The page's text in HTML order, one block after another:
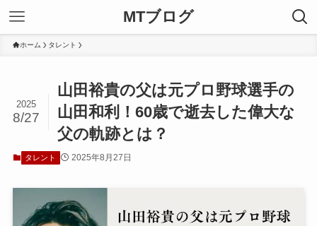
MTブログ
ホーム タレント
山田裕貴の父は元プロ野球選手の
山田和利！60歳で逝去した偉大な
父の軌跡とは？
2025
8/27
タレント 2025年8月27日